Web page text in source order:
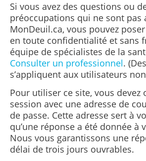
Si vous avez des questions ou
préoccupations qui ne sont pas
MonDeuil.ca, vous pouvez
en toute confidentialité et sans
équipe de spécialistes de la
Consulter un professionnel.
s’appliquent aux utilisateurs
Pour utiliser ce site, vous devez
session avec une adresse de
de passe. Cette adresse sert à
qu’une réponse a été donnée à
Nous vous garantissons une
délai de trois jours ouvrables.